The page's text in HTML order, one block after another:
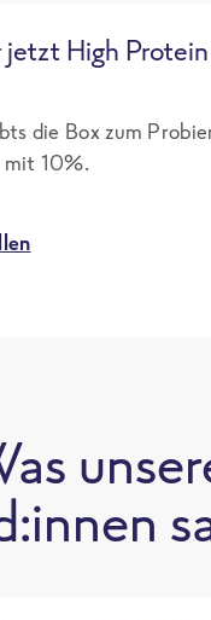
jetzt High Protein
die Box zum
mit 10%.